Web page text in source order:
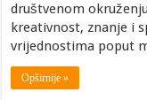
društvenom
kreativnost, znanje i
vrijednostima poput
Opširnije »